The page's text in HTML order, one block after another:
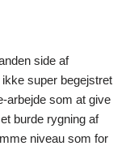
side af
super begejstret
arbejde som at give
burde rygning af
niveau som for